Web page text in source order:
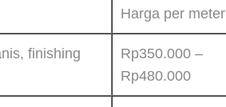
Harga per meter
finishing
Rp350.000 –
Rp480.000